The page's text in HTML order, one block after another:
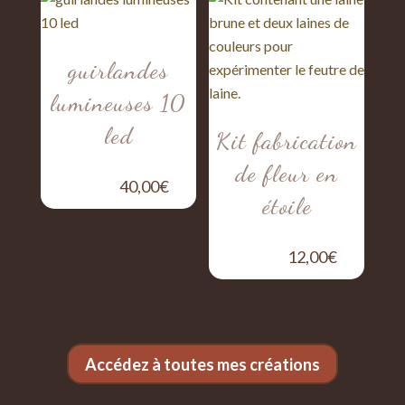
15,00€
20,00€
guirlandes
lumineuses 10
led
40,00€
Kit fabrication
de fleur en
étoile
12,00€
Accédez à toutes mes créations